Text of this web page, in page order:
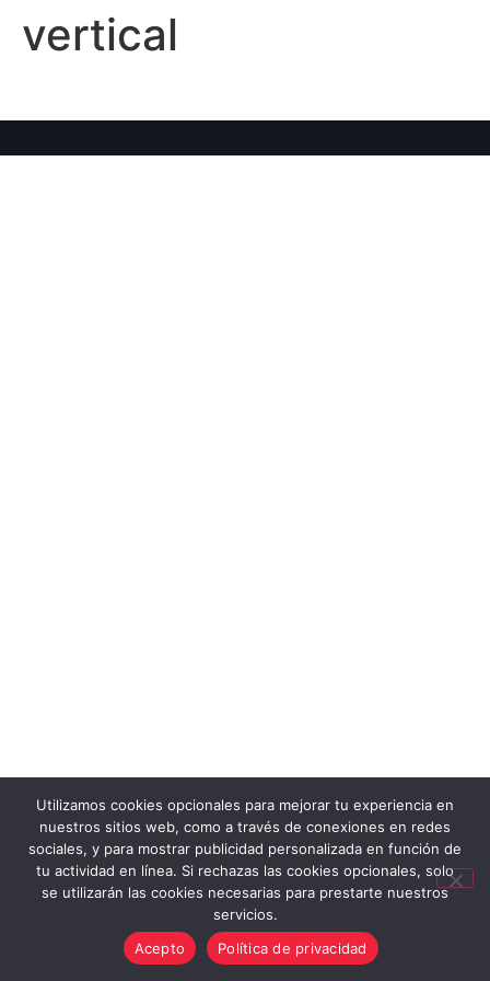
vertical
Utilizamos cookies opcionales para mejorar tu experiencia en
nuestros sitios web, como a través de conexiones en redes
sociales, y para mostrar publicidad personalizada en función de
tu actividad en línea. Si rechazas las cookies opcionales, solo
se utilizarán las cookies necesarias para prestarte nuestros
servicios.
Acepto
Política de privacidad